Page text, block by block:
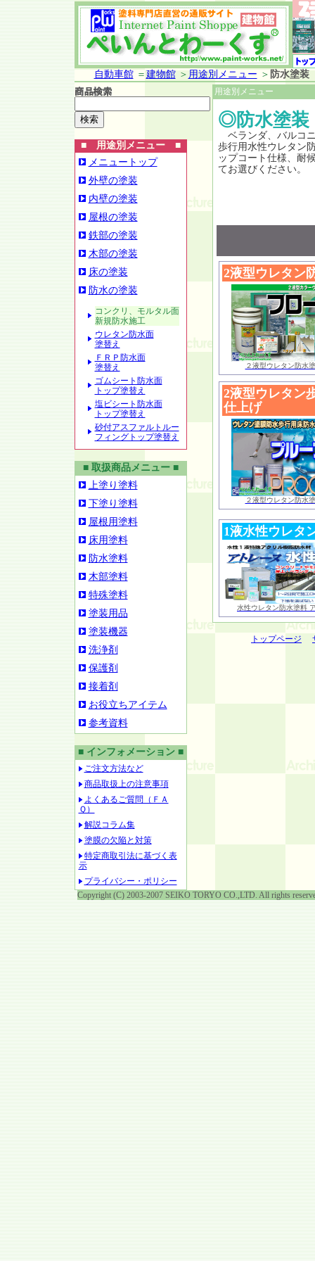
自動車館＝ 建物館＞ 用途別メニュー ＞ 防水塗装
■ 用途別メニュー ■
メニュートップ
外壁の塗装
内壁の塗装
屋根の塗装
鉄部の塗装
木部の塗装
床の塗装
防水の塗装
コンクリ、モルタル面
新規防水施工
ウレタン防水面
塗替え
ＦＲＰ防水面
塗替え
ゴムシート防水面
トップ塗替え
塩ビシート防水面
トップ塗替え
砂付アスファルトルー
フィングトップ塗替え
■ 取扱商品メニュー ■
上塗り塗料
下塗り塗料
屋根用塗料
床用塗料
防水塗料
木部塗料
特殊塗料
塗装用品
塗装機器
洗浄剤
保護剤
接着剤
お役立ちアイテム
参考資料
■ インフォメーション ■
ご注文方法など
商品取扱上の注意事項
よくあるご質問（ＦＡ
Ｑ）
解説コラム集
塗膜の欠陥と対策
特定商取引法に基づく表
示
プライバシー・ポリシー
用途別メニュー
◎防水塗装
ベランダ、バルコ
歩行用水性ウレタン
ップコート仕様、耐
てお選びください。
2液型ウレタン
２液型ウレタン防水
2液型ウレタン
仕上げ
２液型ウレタン防水
1液水性ウレタ
水性ウレタン防水塗料
トップページ
Copyright (C) 2003-2007 SEIKO TORYO CO.,LTD. All rights